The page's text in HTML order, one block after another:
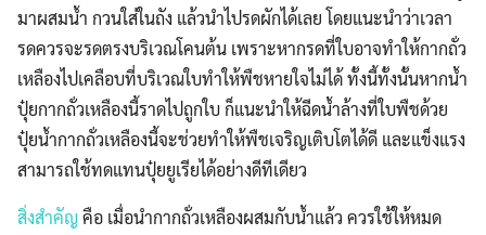
มาผสมน้ำ กวนใส่ในถัง แล้วนำไปรดผักได้เลย โดยแนะนำว่าเวลา
รดควรจะรดตรงบริเวณโคนต้น เพราะหากรดที่ใบอาจทำให้กากถั่ว
เหลืองไปเคลือบที่บริเวณใบทำให้พืชหายใจไม่ได้ ทั้งนี้ทั้งนั้นหากน้ำ
ปุ๋ยกากถั่วเหลืองนี้ราดไปถูกใบ ก็แนะนำให้ฉีดน้ำล้างที่ใบพืชด้วย
ปุ๋ยน้ำกากถั่วเหลืองนี้จะช่วยทำให้พืชเจริญเติบโตได้ดี และแข็งแรง
สามารถใช้ทดแทนปุ๋ยยูเรียได้อย่างดีทีเดียว
สิ่งสำคัญ คือ เมื่อนำกากถั่วเหลืองผสมกับน้ำแล้ว ควรใช้ให้หมด